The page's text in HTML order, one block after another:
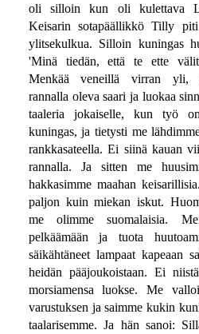
oli silloin kun oli kulettava
Keisarin sotapäällikkö Tilly
ylitsekulkua. Silloin kuningas
'Minä tiedän, että te ette
Menkää veneillä virran yli,
rannalla oleva saari ja luokaa
taaleria jokaiselle, kun työ
kuningas, ja tietysti me
rankkasateella. Ei siinä kauan
rannalla. Ja sitten me
hakkasimme maahan
paljon kuin miekan iskut.
me olimme suomalaisia.
pelkäämään ja tuota
säikähtäneet lampaat kapeaan
heidän pääjoukoistaan. Ei
morsiamensa luokse. Me
varustuksen ja saimme kukin
taalarisemme. Ja hän sanoi: